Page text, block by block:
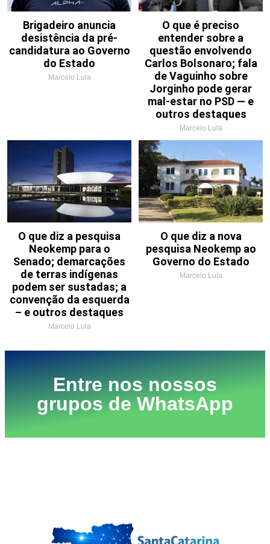
Brigadeiro anuncia
desistência da pré-
candidatura ao Governo
do Estado
Marcelo Lula
O que é preciso
entender sobre a
questão envolvendo
Carlos Bolsonaro; fala
de Vaguinho sobre
Jorginho pode gerar
mal-estar no PSD — e
outros destaques
Marcelo Lula
O que diz a pesquisa
Neokemp para o
Senado; demarcações
de terras indígenas
podem ser sustadas; a
convenção da esquerda
– e outros destaques
Marcelo Lula
O que diz a nova
pesquisa Neokemp ao
Governo do Estado
Marcelo Lula
Entre nos nossos
grupos de WhatsApp